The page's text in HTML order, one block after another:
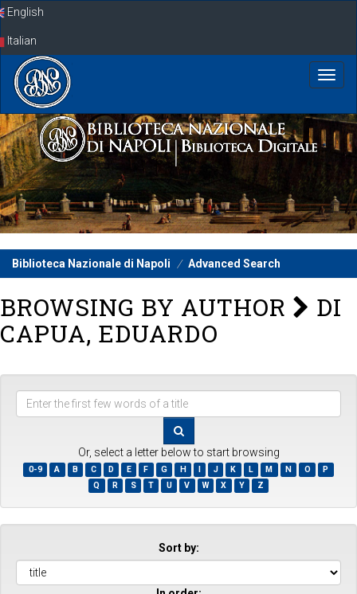
SkipEnglish
Italian
Biblioteca Nazionale di Napoli Advanced Search
BROWSING BY AUTHOR
DI
CAPUA, EDUARDO
Enter
first
few
words
of
a
title
Or, select a letter below to start browsing
0-9 A B C D E F G H I J K L M N O
P
Q
R S T U V W X Y Z
Sort by: